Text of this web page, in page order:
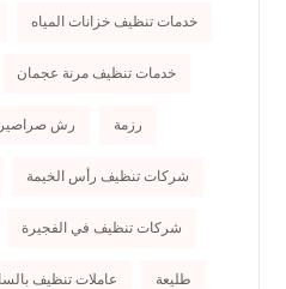
خدمات تنظيف خزانات المياه
خدمات تنظيف مرنة عجمان
رزمة رش صراصير
شركات تنظيف رأس الخيمة
شركات تنظيف في الفجيرة
طليعة عاملات تنظيف